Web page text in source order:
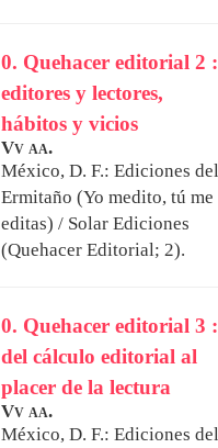
0. Quehacer editorial 2 :
editores y lectores,
hábitos y vicios
Vv aa.
México, D. F.: Ediciones del
Ermitaño (Yo medito, tú me
editas) / Solar Ediciones
(Quehacer Editorial; 2).
0. Quehacer editorial 3 :
del cálculo editorial al
placer de la lectura
Vv aa.
México, D. F.: Ediciones del